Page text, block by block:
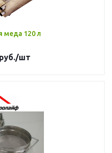
меда 120 л
руб./шт